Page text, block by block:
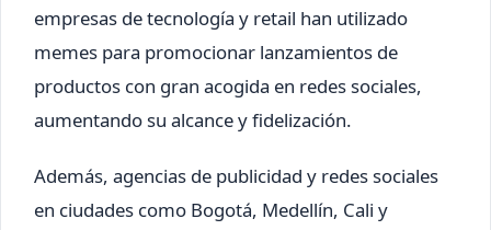
empresas de tecnología y retail han utilizado
memes para promocionar lanzamientos de
productos con gran acogida en redes sociales,
aumentando su alcance y fidelización.
Además, agencias de publicidad y redes sociales
en ciudades como Bogotá, Medellín, Cali y